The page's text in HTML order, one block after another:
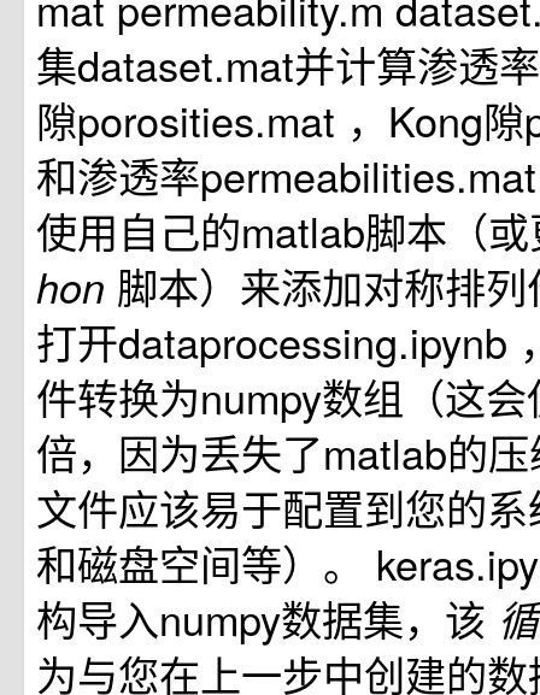
集dataset.mat并计算渗透
隙porosities.mat ，Kong
和渗透率
使用自己的matlab脚本（
hon 脚本）来添加对称排
打开dataprocessing.ipynb
件转换为numpy数组（这
倍，因为丢失了matlab的
文件应该易于配置到您的
和磁盘空间等）。
构导入numpy数据集，该
为与您在上一步中创建的